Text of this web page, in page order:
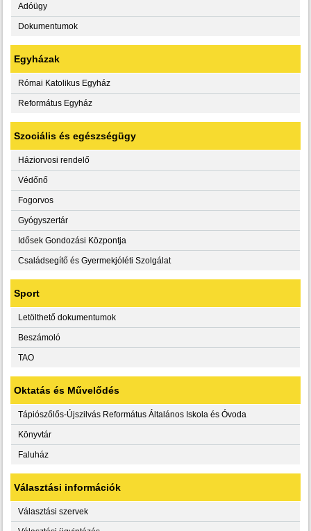
Adóügy
Dokumentumok
Egyházak
Római Katolikus Egyház
Református Egyház
Szociális és egészségügy
Háziorvosi rendelő
Védőnő
Fogorvos
Gyógyszertár
Idősek Gondozási Központja
Családsegítő és Gyermekjóléti Szolgálat
Sport
Letölthető dokumentumok
Beszámoló
TAO
Oktatás és Művelődés
Tápiószőlős-Újszilvás Református Általános Iskola és Óvoda
Könyvtár
Faluház
Választási információk
Választási szervek